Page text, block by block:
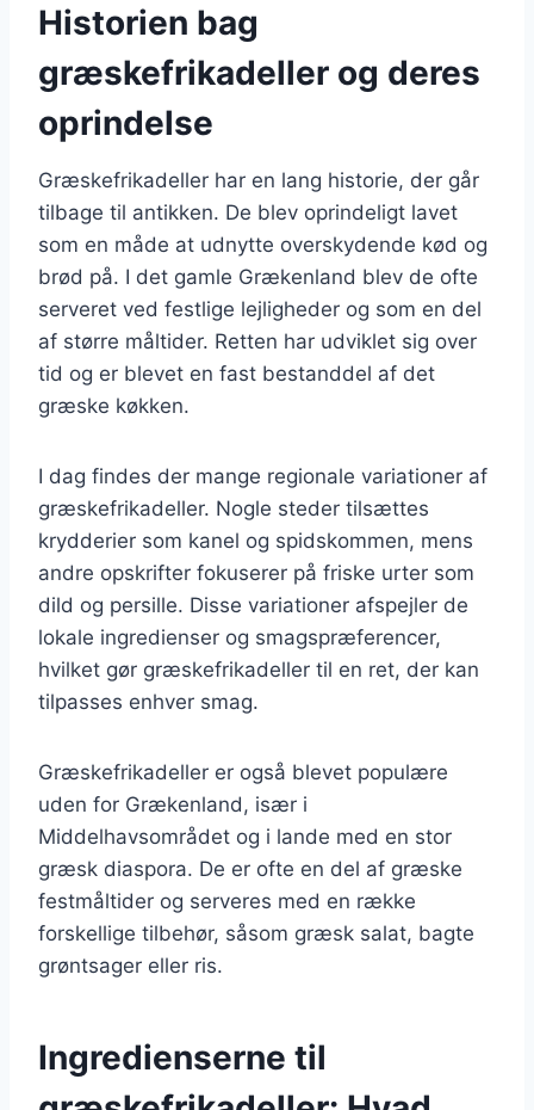
Historien bag
græskefrikadeller og deres
oprindelse
Græskefrikadeller har en lang historie, der går
tilbage til antikken. De blev oprindeligt lavet
som en måde at udnytte overskydende kød og
brød på. I det gamle Grækenland blev de ofte
serveret ved festlige lejligheder og som en del
af større måltider. Retten har udviklet sig over
tid og er blevet en fast bestanddel af det
græske køkken.
I dag findes der mange regionale variationer af
græskefrikadeller. Nogle steder tilsættes
krydderier som kanel og spidskommen, mens
andre opskrifter fokuserer på friske urter som
dild og persille. Disse variationer afspejler de
lokale ingredienser og smagspræferencer,
hvilket gør græskefrikadeller til en ret, der kan
tilpasses enhver smag.
Græskefrikadeller er også blevet populære
uden for Grækenland, især i
Middelhavsområdet og i lande med en stor
græsk diaspora. De er ofte en del af græske
festmåltider og serveres med en række
forskellige tilbehør, såsom græsk salat, bagte
grøntsager eller ris.
Ingredienserne til